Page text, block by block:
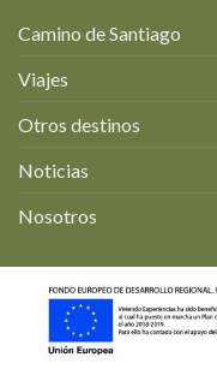
Camino de Santiago
Viajes
Otros destinos
Noticias
Nosotros